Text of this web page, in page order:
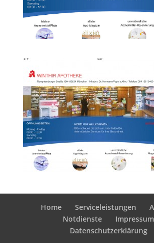
Home Serviceleistungen
Notdienste
Impressum
Datenschutzerklärung